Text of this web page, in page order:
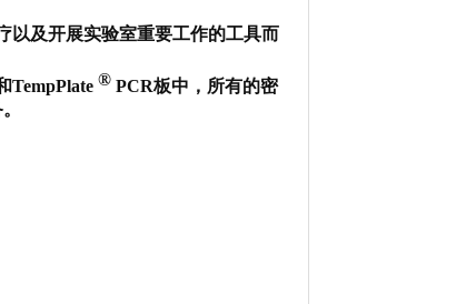
以及开展实验室重要工作的工具而
TempPlate ® PCR板中，所有的密